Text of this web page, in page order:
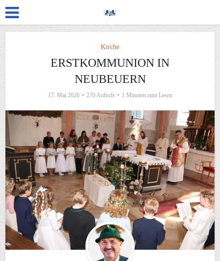
Kirche
ERSTKOMMUNION IN
NEUBEUERN
17. Mai 2026 270 Aufrufe 1 Minuten zum Lesen